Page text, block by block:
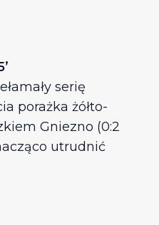
serię
porażka żółto-
Gniezno (0:2
utrudnić